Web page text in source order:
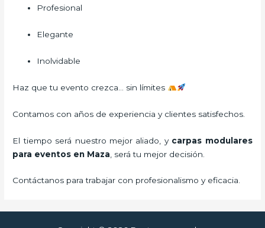
Profesional
Elegante
Inolvidable
Haz que tu evento crezca… sin límites
Contamos con años de experiencia y clientes satisfechos.
El tiempo será nuestro mejor aliado, y carpas modulares
para eventos en Maza , será tu mejor decisión.
Contáctanos para trabajar con profesionalismo y eficacia.